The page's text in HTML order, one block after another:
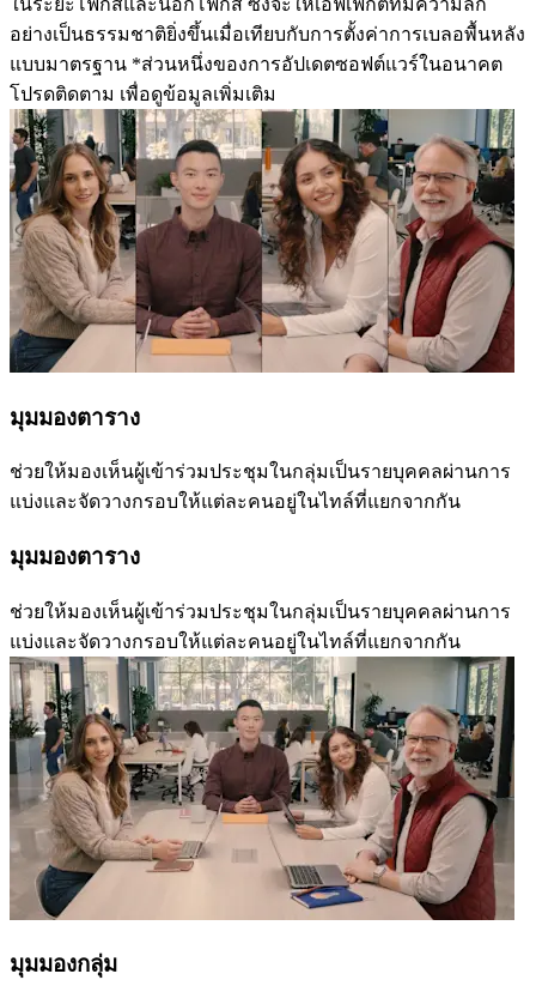
อย่างเป็นธรรมชาติยิ่งขึ้นเมื่อเทียบกับการตั้งค่าการเบลอพื้นหลัง
แบบมาตรฐาน *ส่วนหนึ่งของการอัปเดตซอฟต์แวร์ในอนาคต
โปรดติดตาม เพื่อดูข้อมูลเพิ่มเติม
มุมมองตาราง
ช่วยให้มองเห็นผู้เข้าร่วมประชุมในกลุ่มเป็นรายบุคคลผ่านการ
แบ่งและจัดวางกรอบให้แต่ละคนอยู่ในไทล์ที่แยกจากกัน
มุมมองตาราง
ช่วยให้มองเห็นผู้เข้าร่วมประชุมในกลุ่มเป็นรายบุคคลผ่านการ
แบ่งและจัดวางกรอบให้แต่ละคนอยู่ในไทล์ที่แยกจากกัน
มุมมองกลุ่ม